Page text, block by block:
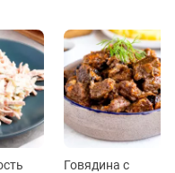
Говядина с